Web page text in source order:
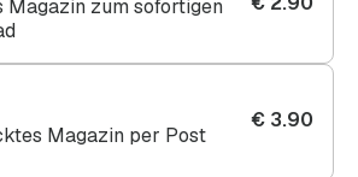
Magazin zum sofortigen
Magazin per Post
€ 3.90